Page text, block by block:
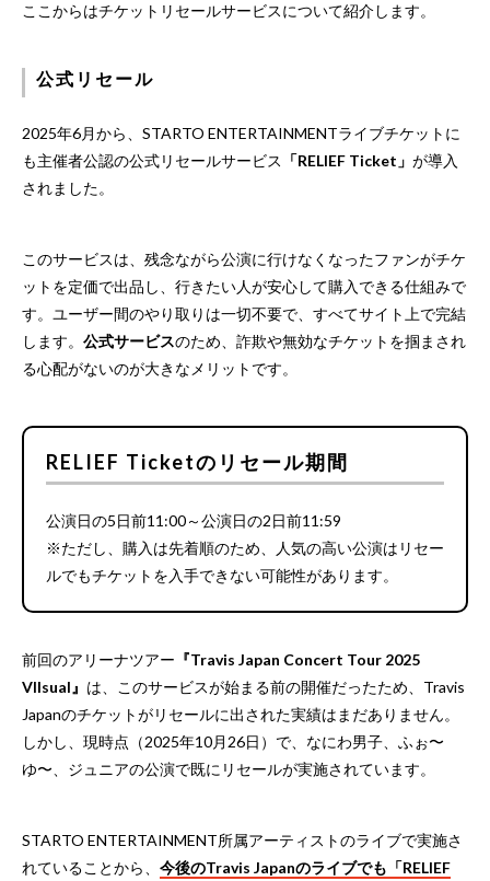
ここからはチケットリセールサービスについて紹介します。
公式リセール
2025年6月から、STARTO ENTERTAINMENTライブチケットに
も主催者公認の公式リセールサービス 「RELIEF Ticket」 が導入
されました。
このサービスは、残念ながら公演に行けなくなったファンがチケ
ットを定価で出品し、行きたい人が安心して購入できる仕組みで
す。ユーザー間のやり取りは一切不要で、すべてサイト上で完結
します。 公式サービスのため、詐欺や無効なチケットを掴まされ
る心配がないのが大きなメリットです。
RELIEF Ticketのリセール期間
公演日の5日前11:00～公演日の2日前11:59
※ただし、購入は先着順のため、人気の高い公演はリセー
ルでもチケットを入手できない可能性があります。
前回のアリーナツアー 『Travis Japan Concert Tour 2025
VIIsual』 は、このサービスが始まる前の開催だったため、Travis
Japanのチケットがリセールに出された実績はまだありません。
しかし、現時点（2025年10月26日）で、なにわ男子、ふぉ〜
ゆ〜、ジュニアの公演で既にリセールが実施されています。
STARTO ENTERTAINMENT所属アーティストのライブで実施さ
れていることから、 今後のTravis Japanのライブでも「RELIEF